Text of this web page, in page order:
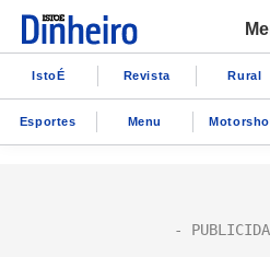
IstoÉ Revista Rural
Esportes Menu